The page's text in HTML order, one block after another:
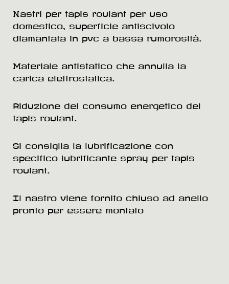
Nastri per tapis roulant per uso
domestico, superficie antiscivolo
diamantata in pvc a bassa rumorosità.
Materiale antistatico che annulla la
carica elettrostatica.
Riduzione del consumo energetico del
tapis roulant.
Si consiglia la lubrificazione con
specifico lubrificante spray per tapis
roulant.
Il nastro viene fornito chiuso ad anello
pronto per essere montato